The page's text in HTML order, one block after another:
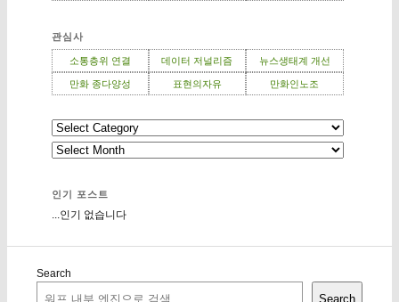
관심사
소통층위 연결 데이터 저널리즘 뉴스생태계 개선
만화 종다양성 표현의자유 만화인노조
인기 포스트
...인기 없습니다
Search
Search